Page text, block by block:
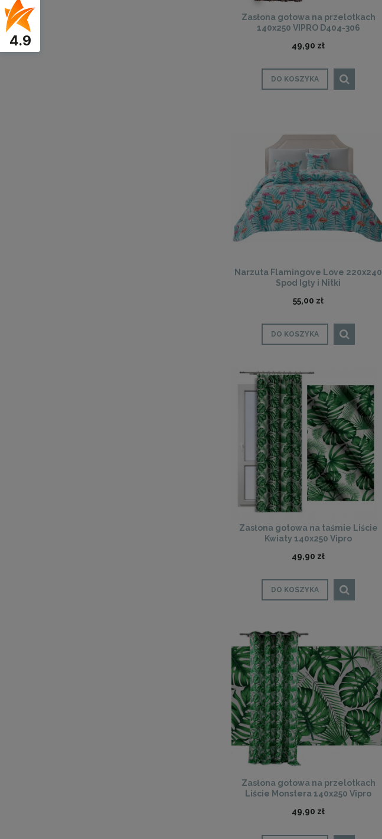
Zasłona gotowa na przelotkach
140x250 VIPRO D404-306
49,90 zł
DO KOSZYKA
Narzuta Flamingove Love 220x240
Spod Igły i Nitki
55,00 zł
DO KOSZYKA
Zasłona gotowa na taśmie Liście
Kwiaty 140x250 Vipro
49,90 zł
DO KOSZYKA
Zasłona gotowa na przelotkach
Liście Monstera 140x250 Vipro
49,90 zł
4.9